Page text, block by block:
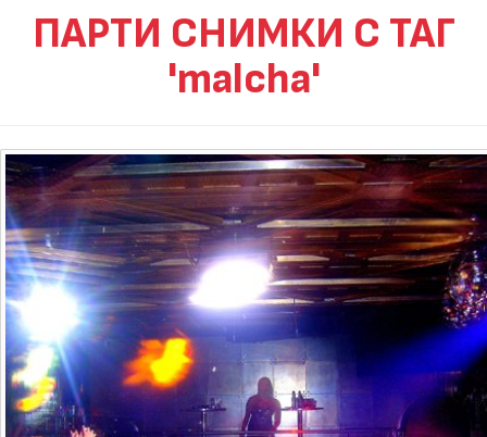
ПАРТИ СНИМКИ С ТАГ
'malcha'